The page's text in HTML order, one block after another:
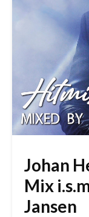
Johan
Mix
Jansen